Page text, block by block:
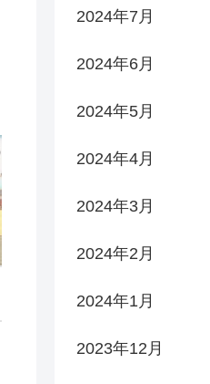
2024年7月
2024年6月
2024年5月
2024年4月
2024年3月
2024年2月
2024年1月
2023年12月